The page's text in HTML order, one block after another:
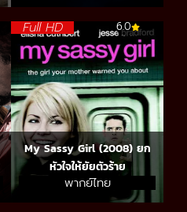
Full HD 6.0
My Sassy Girl (2008) ยก
หัวใจให้ยัยตัวร้าย
พากย์ไทย